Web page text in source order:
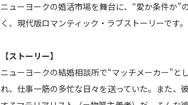
ニューヨークの婚活市場を舞台に、“愛か条件か”
く、現代版ロマンティック・ラブストーリーです。
【ストーリー】
ニューヨークの結婚相談所で“マッチメーカー”
れ、仕事一筋の多忙な日々を送っていた。また、